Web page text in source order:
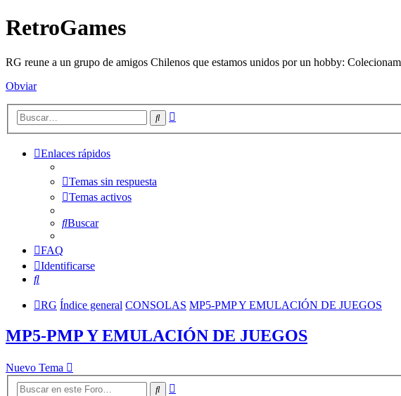
RetroGames
RG reune a un grupo de amigos Chilenos que estamos unidos por un hobby:
Obviar
Buscar
Enlaces rápidos
Temas sin respuesta
Temas activos
Buscar
FAQ
Identificarse
Buscar
RG Índice general CONSOLAS MP5-PMP Y EMULACIÓN DE JUEGOS
MP5-PMP Y EMULACIÓN DE JUEGOS
Nuevo Tema
Buscar